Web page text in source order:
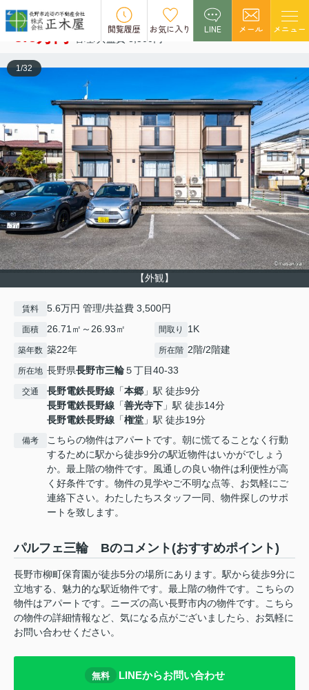
閲覧履歴 お気に入り LINE メール メニュー
パルフェ三輪 B
5.6万円
【外観】
1/32
賃料 5.6万円 管理/共益費 3,500円
面積 26.71㎡～26.93㎡ 間取り 1K
築年数 築22年 所在階 2階/2階建
所在地 長野県長野市三輪５丁目40-33
交通 長野電鉄長野線 「本郷 」駅 徒歩9分
長野電鉄長野線 「善光寺下 」駅 徒歩14分
長野電鉄長野線 「権堂 」駅 徒歩19分
備考
こちらの物件はアパートです。朝に慌てることなく行動
するために駅から徒歩9分の駅近物件はいかがでしょう
か。最上階の物件です。風通しの良い物件は利便性が高
く好条件です。物件の見学やご不明な点等、お気軽にご
連絡下さい。わたしたちスタッフ一同、物件探しのサポ
ートを致します。
パルフェ三輪 Bのコメント(おすすめポイント)
長野市柳町保育園が徒歩5分の場所にあります。駅から徒歩9分に
立地する、魅力的な駅近物件です。最上階の物件です。こちらの
物件はアパートです。ニーズの高い長野市内の物件です。こちら
の物件の詳細情報など、気になる点がございましたら、お気軽に
お問い合わせください。
無料 LINEからお問い合わせ